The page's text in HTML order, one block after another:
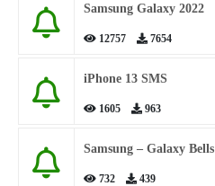
Samsung Galaxy 2022
12757 7654
iPhone 13 SMS
1605 963
Samsung – Galaxy Bells
732 439